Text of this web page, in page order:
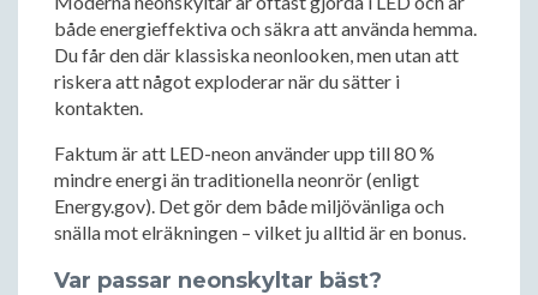
både energieffektiva och säkra att använda hemma.
Du får den där klassiska neonlooken, men utan att
riskera att något exploderar när du sätter i
kontakten.
Faktum är att LED-neon använder upp till 80 %
mindre energi än traditionella neonrör (enligt
Energy.gov). Det gör dem både miljövänliga och
snälla mot elräkningen – vilket ju alltid är en bonus.
Var passar neonskyltar bäst?